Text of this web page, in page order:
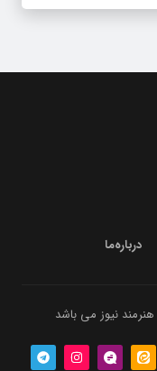
درباره‌‌ما
نیوز می باشد